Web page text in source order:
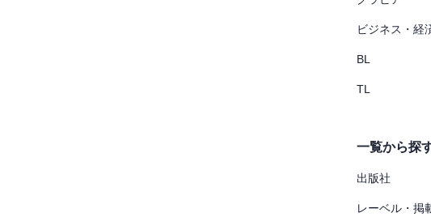
ビジネス・経
BL
TL
一覧から探
出版社
レーベル・掲